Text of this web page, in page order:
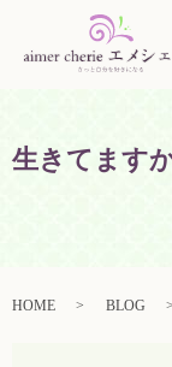
生きてます
HOME BLOG